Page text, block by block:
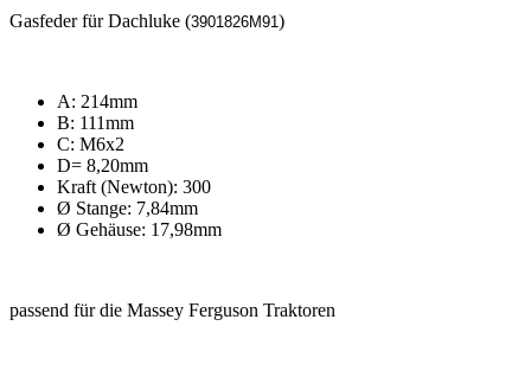
Gasfeder für Dachluke (3901826M91)
A: 214mm
B: 111mm
C: M6x2
D= 8,20mm
Kraft (Newton): 300
Ø Stange: 7,84mm
Ø Gehäuse: 17,98mm
passend für die Massey Ferguson Traktoren